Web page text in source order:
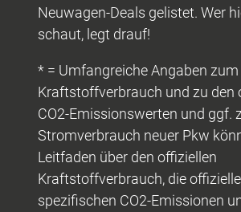
Neuwagen-Deals gelistet. Wer
schaut, legt drauf!
* = Umfangreiche Angaben
Kraftstoffverbrauch und zu den
CO2-Emissionswerten und ggf.
Stromverbrauch neuer Pkw
Leitfaden über den offiziellen
Kraftstoffverbrauch, die
spezifischen CO2-Emissionen